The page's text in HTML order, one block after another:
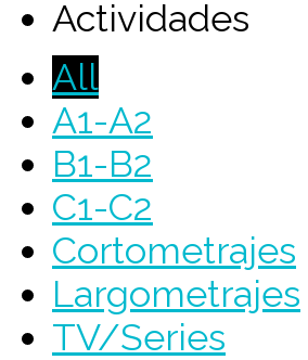
Actividades
All
A1-A2
B1-B2
C1-C2
Cortometrajes
Largometrajes
TV/Series